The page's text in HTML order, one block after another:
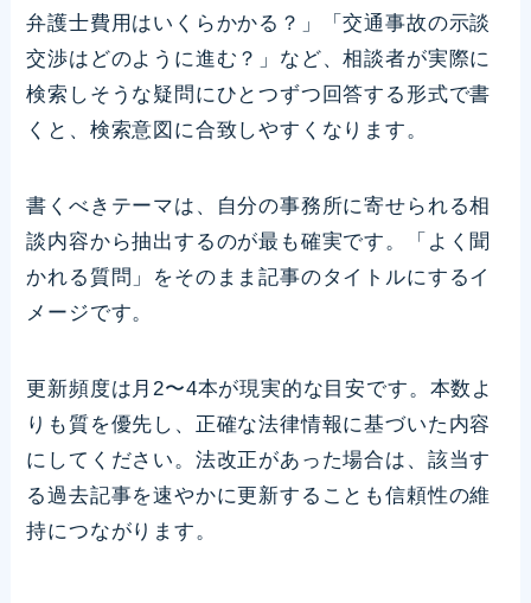
弁護士費用はいくらかかる？」「交通事故の示談
交渉はどのように進む？」など、相談者が実際に
検索しそうな疑問にひとつずつ回答する形式で書
くと、検索意図に合致しやすくなります。
書くべきテーマは、自分の事務所に寄せられる相
談内容から抽出するのが最も確実です。「よく聞
かれる質問」をそのまま記事のタイトルにするイ
メージです。
更新頻度は月2〜4本が現実的な目安です。本数よ
りも質を優先し、正確な法律情報に基づいた内容
にしてください。法改正があった場合は、該当す
る過去記事を速やかに更新することも信頼性の維
持につながります。